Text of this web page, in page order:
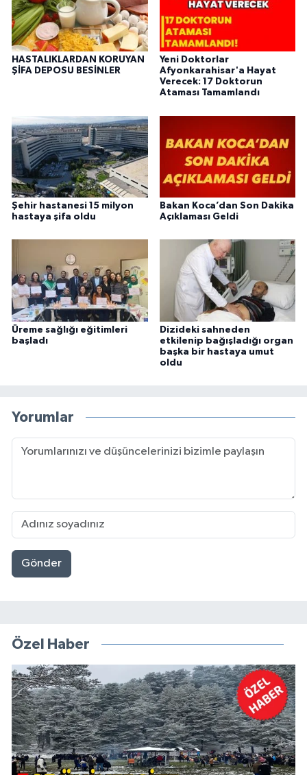
HASTALIKLARDAN KORUYAN
ŞİFA DEPOSU BESİNLER
Yeni Doktorlar
Afyonkarahisar'a Hayat
Verecek: 17 Doktorun
Ataması Tamamlandı
Şehir hastanesi 15 milyon
hastaya şifa oldu
Bakan Koca’dan Son Dakika
Açıklaması Geldi
Üreme sağlığı eğitimleri
başladı
Dizideki sahneden
etkilenip bağışladığı organ
başka bir hastaya umut
oldu
Yorumlar
Gönder
Özel Haber